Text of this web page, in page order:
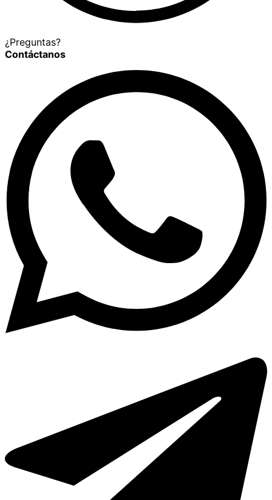
¿Preguntas?
Contáctanos